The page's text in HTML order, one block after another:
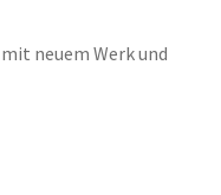
neuem Werk und